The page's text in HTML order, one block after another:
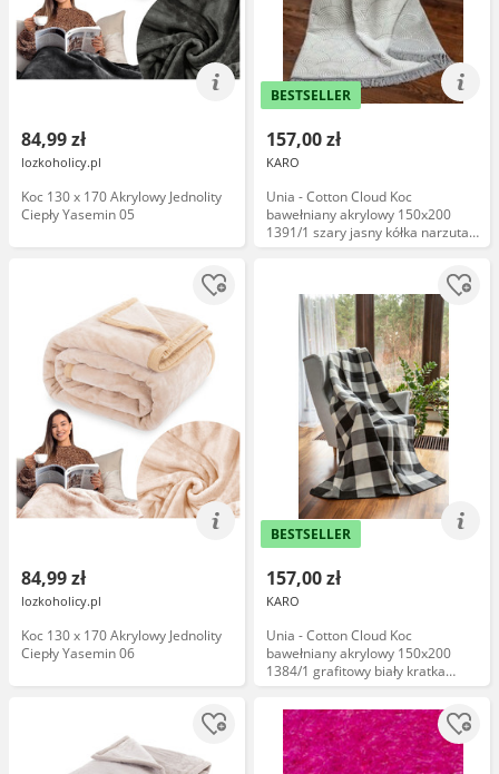
84,99 zł
lozkoholicy.pl
Koc 130 x 170 Akrylowy Jednolity
Ciepły Yasemin 05
BESTSELLER
157,00 zł
KARO
Unia - Cotton Cloud Koc
bawełniany akrylowy 150x200
1391/1 szary jasny kółka narzuta
pled
84,99 zł
lozkoholicy.pl
Koc 130 x 170 Akrylowy Jednolity
Ciepły Yasemin 06
BESTSELLER
157,00 zł
KARO
Unia - Cotton Cloud Koc
bawełniany akrylowy 150x200
1384/1 grafitowy biały kratka
narzuta pled